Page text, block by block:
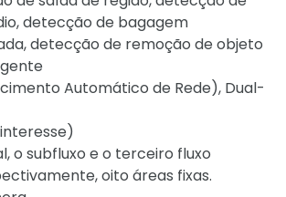
detecção de bagagem
detecção de remoção de objeto
Automático de Rede), Dual-
o subfluxo e o terceiro fluxo
oito áreas fixas.